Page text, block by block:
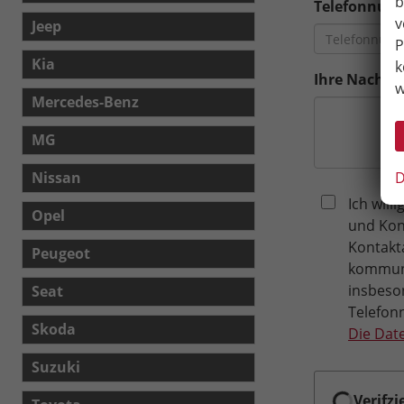
Ihre
Ich
und
Die
Jeep
Kia
Mercedes-Benz
MG
Nissan
Opel
Peugeot
Seat
Skoda
Suzuki